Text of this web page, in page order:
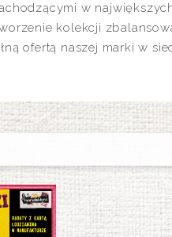
w
kolekcji
ofertą naszej marki w